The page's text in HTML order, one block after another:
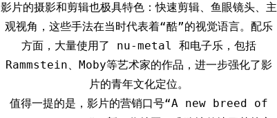
影片的摄影和剪辑也极具特色：快速剪辑、鱼眼镜头、主
观视角，这些手法在当时代表着“酷”的视觉语言。配乐
方面，大量使用了 nu-metal 和电子乐，包括
Rammstein、Moby等艺术家的作品，进一步强化了影
片的青年文化定位。
值得一提的是，影片的营销口号“A new breed of